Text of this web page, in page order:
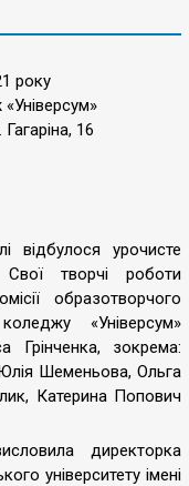
року
16
відбулося урочисте
Свої творчі роботи
образотворчого
«Універсум»
Грінченка, зокрема:
Шеменьова, Ольга
Катерина Попович
директорка
університету імені